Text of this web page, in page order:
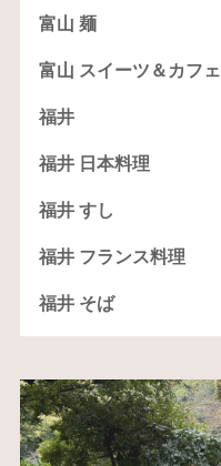
富山 麺
富山 スイーツ＆カフェ
福井
福井 日本料理
福井 すし
福井 フランス料理
福井 そば